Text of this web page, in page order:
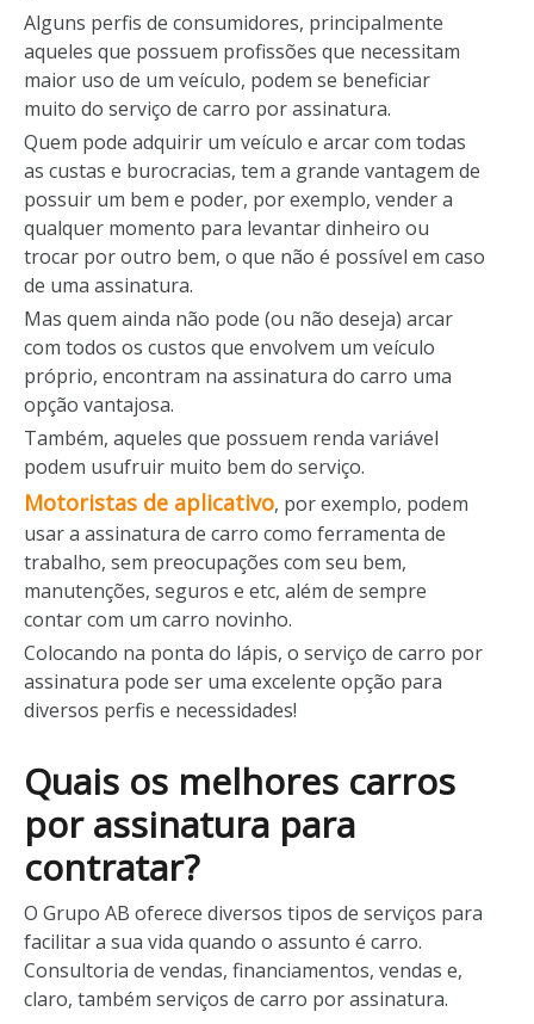
Alguns perfis de consumidores, principalmente
aqueles que possuem profissões que necessitam
maior uso de um veículo, podem se beneficiar
muito do serviço de carro por assinatura.
Quem pode adquirir um veículo e arcar com todas
as custas e burocracias, tem a grande vantagem de
possuir um bem e poder, por exemplo, vender a
qualquer momento para levantar dinheiro ou
trocar por outro bem, o que não é possível em caso
de uma assinatura.
Mas quem ainda não pode (ou não deseja) arcar
com todos os custos que envolvem um veículo
próprio, encontram na assinatura do carro uma
opção vantajosa.
Também, aqueles que possuem renda variável
podem usufruir muito bem do serviço.
Motoristas de aplicativo, por exemplo, podem
usar a assinatura de carro como ferramenta de
trabalho, sem preocupações com seu bem,
manutenções, seguros e etc, além de sempre
contar com um carro novinho.
Colocando na ponta do lápis, o serviço de carro por
assinatura pode ser uma excelente opção para
diversos perfis e necessidades!
Quais os melhores carros
por assinatura para
contratar?
O Grupo AB oferece diversos tipos de serviços para
facilitar a sua vida quando o assunto é carro.
Consultoria de vendas, financiamentos, vendas e,
claro, também serviços de carro por assinatura.